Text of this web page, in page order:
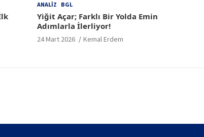
ANALIZ BGL
Yiğit Açar; Farklı Bir Yolda Emin
Adımlarla İlerliyor!
24 Mart 2026 Kemal Erdem